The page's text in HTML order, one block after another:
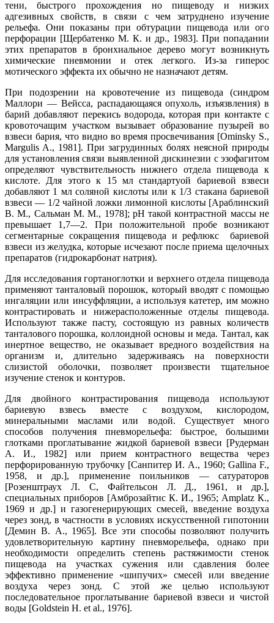
тени, быстрого прохождения но пищеводу и низких
адгезивных свойств, в связи с чем затруднено изучение
рельефа. Они показаны при обтурации пищевода или ого
перфорации [Щербатенко М. К. и др., 1983]. При попадании
этих препаратов в бронхиальное дерево могут возникнуть
химические пневмонии и отек легкого. Из-за гиперос
мотического эффекта их обычно не назначают детям.
При подозрении на кровотечение из пищевода (синдром
Маллори — Вейсса, распадающаяся опухоль, изъязвления) в
барий добавляют перекись водорода, которая при контакте с
кровоточащим участком вызывает образование пузырей во
взвеси бария, что видно во время просвечивания [Ominsky S.,
Margulis A., 1981]. При загрудинных болях неясной природы
для установления связи выявленной дискинезии с эзофагитом
определяют чувствительность нижнего отдела пищевода к
кислоте. Для этого к 15 мл стандартуой бариевой взвеси
добавляют 1 мл соляной кислоты или к 1/3 стакана бариевой
взвеси — 1/2 чайной ложки лимонной кислоты [Араблинский
В. М., Сальман М. М., 1978]; рН такой контрастной массы не
превышает 1,7—2. При положительной пробе возникают
сегментарные сокращения пищевода и рефлюкс бариевой
взвеси из желудка, которые исчезают после приема щелочных
препаратов (гидрокарбонат натрия).
Для исследования гортаноглотки и верхнего отдела пищевода
применяют танталовый порошок, который вводят с помощью
ингаляции или инсуффляции, а используя катетер, им можно
контрастировать и нижерасположенные отделы пищевода.
Используют также пасту, состоящую из равных количеств
танталового порошка, коллоидной основы и меда. Тантал, как
инертное вещество, не оказывает вредного воздействия на
организм и, длительно задерживаясь на поверхности
слизистой оболочки, позволяет произвести тщательное
изучение стенок и контуров.
Для двойного контрастирования пищевода используют
бариевую взвесь вместе с воздухом, кислородом,
минеральными маслами или водой. Существует много
способов получения пневморельефа: быстрое, большими
глотками проглатывание жидкой бариевой взвеси [Рудерман
А. И., 1982] или прием контрастного вещества через
перфорированную трубочку [Санпитер И. А., 1960; Gallina F.,
1958, и др.], применение поильников — сатураторов
[Розенштраух Л. С, Файтельсон Л. Д., 1961, и др.],
специальных приборов [Амброзайтис К. И., 1965; Amplatz К.,
1969 и др.] и газогенерирующих смесей, введение воздуха
через зонд, в частности в условиях искусственной гипотонии
[Демин В. А., 1965]. Все эти способы позволяют получить
удовлетворительную картину пневморельефа, однако при
необходимости определить степень растяжимости стенок
пищевода на участках сужения или сдавления более
эффективно применение «шипучих» смесей или введение
воздуха через зонд. С этой же целью используют
последовательное проглатывание бариевой взвеси и чистой
воды [Goldstein Н. et al., 1976].